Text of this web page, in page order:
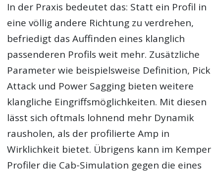
In der Praxis bedeutet das: Statt ein Profil in
eine völlig andere Richtung zu verdrehen,
befriedigt das Auffinden eines klanglich
passenderen Profils weit mehr. Zusätzliche
Parameter wie beispielsweise Definition, Pick
Attack und Power Sagging bieten weitere
klangliche Eingriffsmöglichkeiten. Mit diesen
lässt sich oftmals lohnend mehr Dynamik
rausholen, als der profilierte Amp in
Wirklichkeit bietet. Übrigens kann im Kemper
Profiler die Cab-Simulation gegen die eines